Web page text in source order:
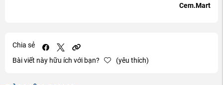
Cem.Mart
Chia sẻ
Bài viết này hữu ích với bạn?
(yêu thích)